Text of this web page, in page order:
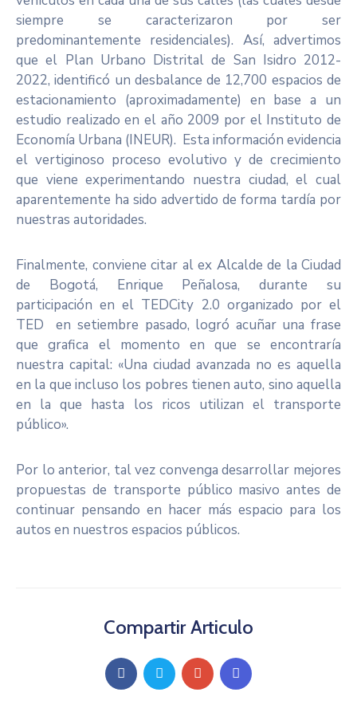
siempre se caracterizaron por ser
predominantemente residenciales). Así, advertimos
que el Plan Urbano Distrital de San Isidro 2012-
2022, identificó un desbalance de 12,700 espacios de
estacionamiento (aproximadamente) en base a un
estudio realizado en el año 2009 por el Instituto de
Economía Urbana (INEUR). Esta información evidencia
el vertiginoso proceso evolutivo y de crecimiento
que viene experimentando nuestra ciudad, el cual
aparentemente ha sido advertido de forma tardía por
nuestras autoridades.
Finalmente, conviene citar al ex Alcalde de la Ciudad
de Bogotá, Enrique Peñalosa, durante su
participación en el TEDCity 2.0 organizado por el
TED en setiembre pasado, logró acuñar una frase
que grafica el momento en que se encontraría
nuestra capital: «Una ciudad avanzada no es aquella
en la que incluso los pobres tienen auto, sino aquella
en la que hasta los ricos utilizan el transporte
público».
Por lo anterior, tal vez convenga desarrollar mejores
propuestas de transporte público masivo antes de
continuar pensando en hacer más espacio para los
autos en nuestros espacios públicos.
Compartir Articulo